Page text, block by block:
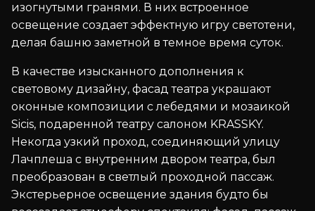
изогнутыми гранями. В них встроенное
освещение создает эффектную игру светотени,
делая башню заметной в темное время суток.
В качестве изысканного дополнения к
световому дизайну, фасад театра украшают
оконные композиции с лебедями и мозаикой
Sicis, подаренной театру салоном KRASSKY.
Некогда узкий проход, соединяющий улицу
Лачплеша с внутренним двором театра, был
преобразован в светлый проходной пассаж.
Экстерьерное освещение здания будто бы